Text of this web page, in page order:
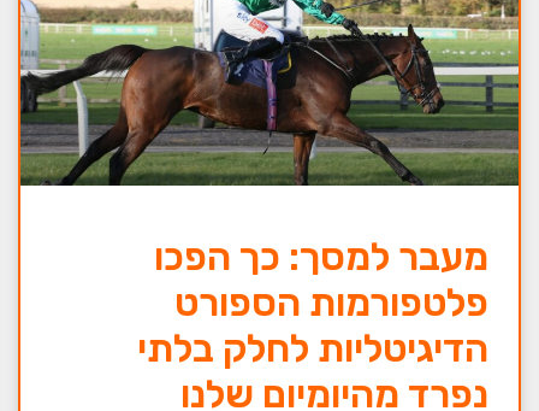
מעבר למסך: כך הפכו
פלטפורמות הספורט
הדיגיטליות לחלק בלתי
נפרד מהיומיום שלנו